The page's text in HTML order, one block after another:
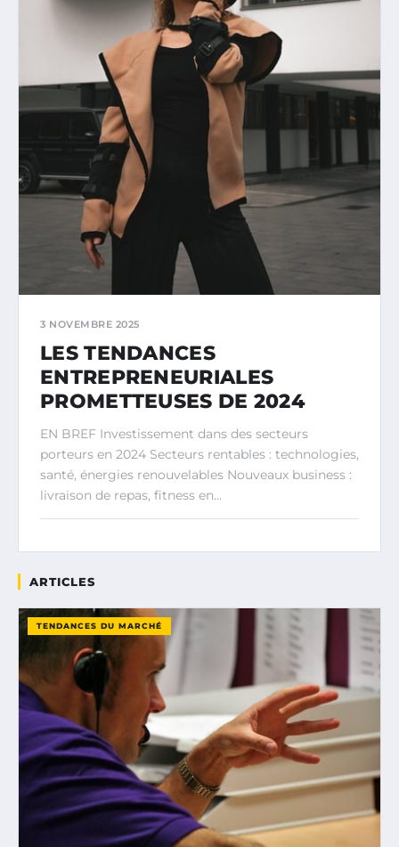
3 NOVEMBRE 2025
LES TENDANCES
ENTREPRENEURIALES
PROMETTEUSES DE 2024
EN BREF Investissement dans des secteurs
porteurs en 2024 Secteurs rentables : technologies,
santé, énergies renouvelables Nouveaux business :
livraison de repas, fitness en…
ARTICLES
TENDANCES DU MARCHÉ